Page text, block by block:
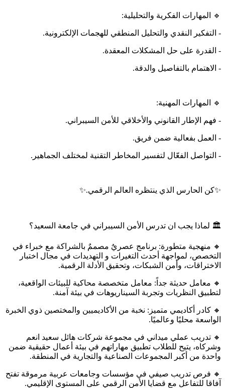
🔹 المهارات الفكرية والتحليلية:
- التفكير النقدي والتحليل المنطقي للهجمات الإلكترونية.
- القدرة على حل المشكلات المعقدة.
- الاهتمام بالتفاصيل والدقة.
🔹 المهارات المهنية:
- فهم الإطار القانوني والأخلاقي للأمن السيبراني.
- العمل بفعالية ضمن فريق.
- التواصل الفعّال لتفسير المخاطر التقنية لمختلف الجماهير.
✨️كن الحارس الذي ينتظره العالم الرقمي.✨️
🏛 لماذا يجب ان تدرس الأمن السيبراني في جامعة السعيد؟
🔸 منهجية متطورة: برنامج عصريٌ مصممٌ بالشراكة مع خبراء في
التخصص، لمواجهة أحدث التغيرات و التهديدات في مجال اختبار
الاختراقات، وأمن الشبكات، وتحقيق الأدلة الرقمية.
🔸 معامل حديثة جداً: معامل متخصصة محاكية للبيئات الواقعية،
لتطبيق النظريات وتجربة السيناريوهات في بيئة آمنة.
🔸 كادر أكاديمي متميز: نخبة من الأكاديميين والمختصين ذوي الخبرة
الواسعة محليًا وعالميًا.
🔸 تدريب عملي ميداني في مجموعة شركات هائل سعيد انعم
وشركاه، يتيح للطلاب تطبيق مهاراتهم في بيئة أعمال حقيقية ضمن
واحدة من أكبر المجموعات الصناعية والتجارية في المنطقة.
🔸 فرص تدريب صيفي في مؤسسات وجامعات عربية مرموقة تفتح
آفاقا للتفاعل مع قضايا الأمن الرقمي على المستوى الإقليمي.